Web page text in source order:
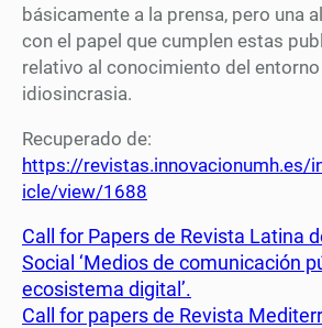
básicamente a la prensa, pero una
con el papel que cumplen estas
relativo al conocimiento del entorno
idiosincrasia.
Recuperado de:
https://revistas.innovacionumh.es/
icle/view/1688
Call for Papers de Revista Latina
Social ‘Medios de comunicación
ecosistema digital’.
Call for papers de Revista